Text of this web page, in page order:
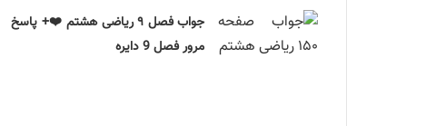
جواب فصل ۹ ریاضی هشتم ❤️+ پاسخ
مرور فصل 9 دایره